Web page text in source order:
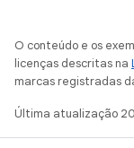
O conteúdo e os
licenças descritas na
marcas registradas
Última atualização